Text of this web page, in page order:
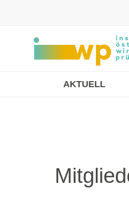
AKTUELL